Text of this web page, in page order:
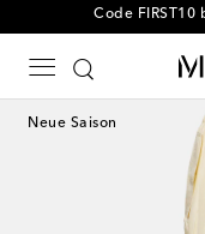
-10 % bei Ihrer
Neue Saison